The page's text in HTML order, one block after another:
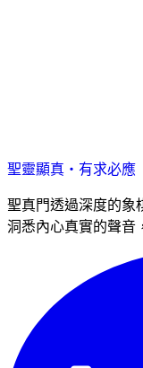
聖靈顯真・有求必應
聖真門透過深度的象
洞悉內心真實的聲音